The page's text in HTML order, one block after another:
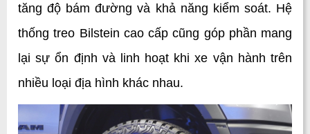
tăng độ bám đường và khả năng kiểm soát. Hệ
thống treo Bilstein cao cấp cũng góp phần mang
lại sự ổn định và linh hoạt khi xe vận hành trên
nhiều loại địa hình khác nhau.